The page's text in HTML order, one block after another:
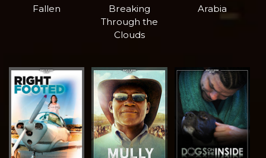
Fallen
Breaking
Through the
Clouds
Arabia